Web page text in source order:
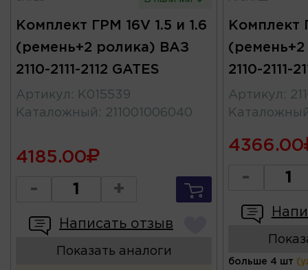
Комплект ГРМ 16V 1.5 и 1.6
(ремень+2 ролика) ВАЗ
2110-2111-2112 GATES
Артикул :
K015539
Каталожный : 211001006040
4185.00
- +
Написать отзыв
Показать аналоги
Комплект
2110-
Артикул :
4366.00
-
больше 4 шт